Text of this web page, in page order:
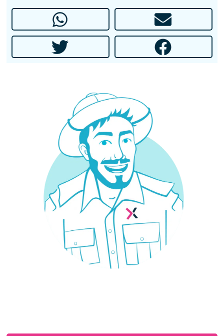
¿Necesitas un seguro?